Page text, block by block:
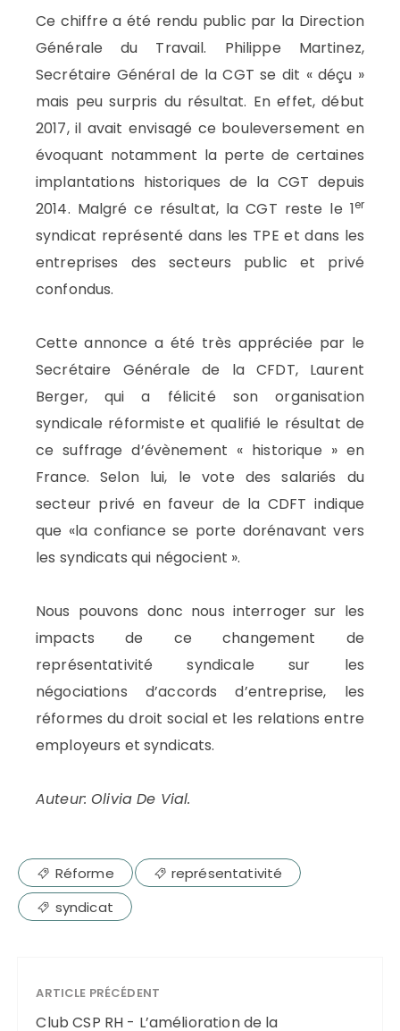
Ce chiffre a été rendu public par la Direction
Générale du Travail. Philippe Martinez,
Secrétaire Général de la CGT se dit « déçu »
mais peu surpris du résultat. En effet, début
2017, il avait envisagé ce bouleversement en
évoquant notamment la perte de certaines
implantations historiques de la CGT depuis
2014. Malgré ce résultat, la CGT reste le 1er
syndicat représenté dans les TPE et dans les
entreprises des secteurs public et privé
confondus.
Cette annonce a été très appréciée par le
Secrétaire Générale de la CFDT, Laurent
Berger, qui a félicité son organisation
syndicale réformiste et qualifié le résultat de
ce suffrage d’évènement « historique » en
France. Selon lui, le vote des salariés du
secteur privé en faveur de la CDFT indique
que «la confiance se porte dorénavant vers
les syndicats qui négocient ».
Nous pouvons donc nous interroger sur les
impacts de ce changement de
représentativité syndicale sur les
négociations d’accords d’entreprise, les
réformes du droit social et les relations entre
employeurs et syndicats.
Auteur: Olivia De Vial.
Réforme
représentativité
syndicat
ARTICLE PRÉCÉDENT
Club CSP RH - L’amélioration de la